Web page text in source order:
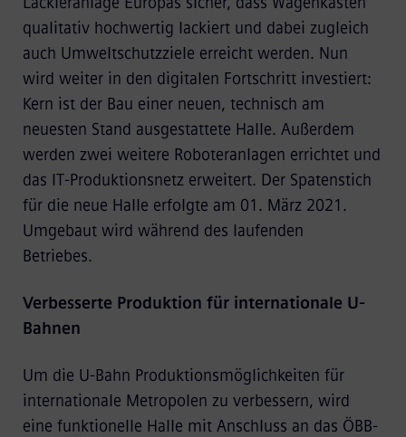
qualitativ hochwertig lackiert und dabei zugleich
auch Umweltschutzziele erreicht werden. Nun
wird weiter in den digitalen Fortschritt investiert:
Kern ist der Bau einer neuen, technisch am
neuesten Stand ausgestattete Halle. Außerdem
werden zwei weitere Roboteranlagen errichtet und
das IT-Produktionsnetz erweitert. Der Spatenstich
für die neue Halle erfolgte am 01. März 2021.
Umgebaut wird während des laufenden
Betriebes.
Verbesserte Produktion für internationale U-
Bahnen
Um die U-Bahn Produktionsmöglichkeiten für
internationale Metropolen zu verbessern, wird
eine funktionelle Halle mit Anschluss an das ÖBB-